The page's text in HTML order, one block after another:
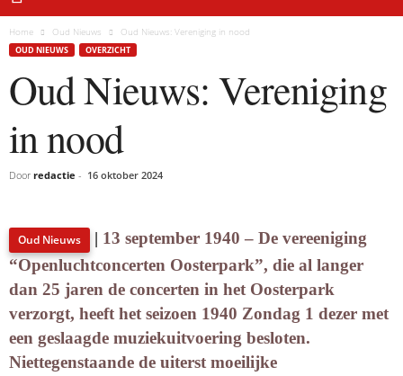
Home Oud Nieuws Oud Nieuws: Vereniging in nood
OUD NIEUWS OVERZICHT
Oud Nieuws: Vereniging
in nood
Door redactie - 16 oktober 2024
Oud Nieuws | 13 september 1940 – De vereeniging
“Openluchtconcerten Oosterpark”, die al langer
dan 25 jaren de concerten in het Oosterpark
verzorgt, heeft het seizoen 1940 Zondag 1 dezer met
een geslaagde muziekuitvoering besloten.
Niettegenstaande de uiterst moeilijke